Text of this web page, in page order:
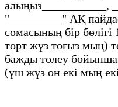
алыңыз___________,
"_________" АҚ
сомасының бір
төрт жүз тоғыз мың)
бажды төлеу
(үш жүз он екі мың